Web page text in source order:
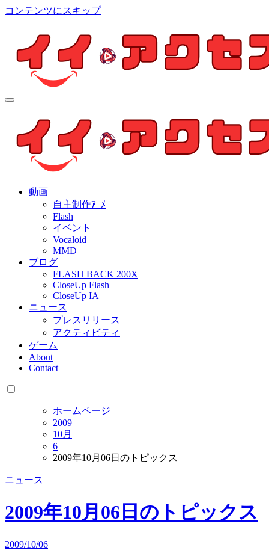
コンテンツにスキップ
個人制作アニメを中心とした動画紹介ブログ
動画
自主制作ｱﾆﾒ
Flash
イベント
Vocaloid
MMD
ブログ
FLASH BACK 200X
CloseUp Flash
CloseUp IA
ニュース
プレスリリース
アクティビティ
ゲーム
About
Contact
ホームページ
2009
10月
6
2009年10月06日のトピックス
ニュース
2009年10月06日のトピックス
2009/10/06